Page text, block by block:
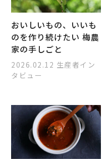
おいしいもの、いいも
のを作り続けたい 梅農
家の手しごと
2026.02.12 生産者イン
タビュー